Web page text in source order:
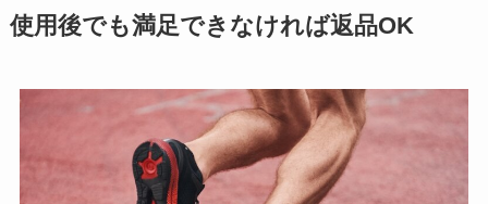
使用後でも満足できなければ返品OK